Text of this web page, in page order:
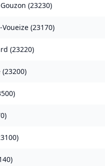
(23230)
(23170)
(23220)
(23200)
)
)
)
)